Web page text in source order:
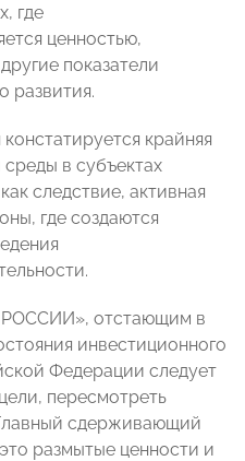
где
ценностью,
показатели
развития.
крайняя
в субъектах
следствие, активная
где создаются
отстающим в
инвестиционного
Федерации следует
пересмотреть
сдерживающий
размытые ценности и